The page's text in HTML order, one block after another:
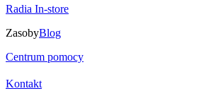
Radia In-store
ZasobyBlog
Centrum pomocy
Kontakt